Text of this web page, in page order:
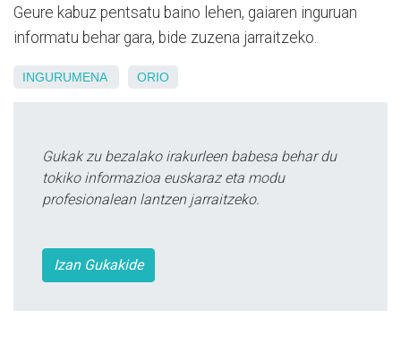
Geure kabuz pentsatu baino lehen, gaiaren inguruan
informatu behar gara, bide zuzena jarraitzeko.
INGURUMENA ORIO
Gukak zu bezalako irakurleen babesa behar du
tokiko informazioa euskaraz eta modu
profesionalean lantzen jarraitzeko.
Izan Gukakide